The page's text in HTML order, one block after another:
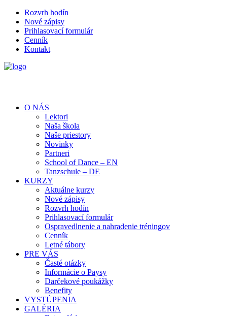
Rozvrh hodín
Nové zápisy
Prihlasovací formulár
Cenník
Kontakt
O NÁS
Lektori
Naša škola
Naše priestory
Novinky
Partneri
School of Dance – EN
Tanzschule – DE
KURZY
Aktuálne kurzy
Nové zápisy
Rozvrh hodín
Prihlasovací formulár
Ospravedlnenie a nahradenie tréningov
Cenník
Letné tábory
PRE VÁS
Časté otázky
Informácie o Paysy
Darčekové poukážky
Benefity
VYSTÚPENIA
GALÉRIA